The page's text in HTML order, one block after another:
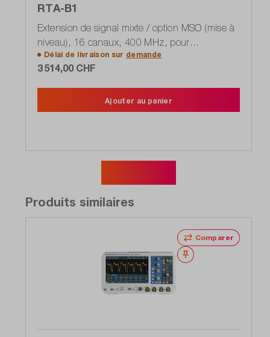
RTA-B1
Extension de signal mixte / option MSO (mise à
niveau), 16 canaux, 400 MHz, pour
oscilloscope RTA4000 (1335.7823.03)
Délai de livraison sur demande
3 514,00 CHF
Ajouter au panier
Produits similaires
Comparer
Noter